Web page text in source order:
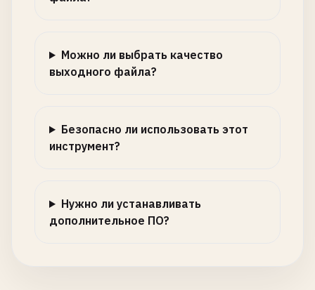
Можно ли выбрать качество
выходного файла?
Безопасно ли использовать этот
инструмент?
Нужно ли устанавливать
дополнительное ПО?